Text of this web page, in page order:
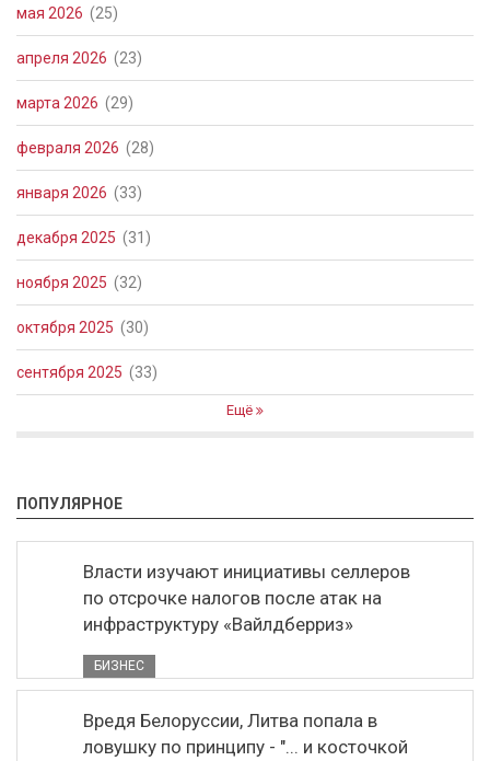
мая 2026 (25)
апреля 2026 (23)
марта 2026 (29)
февраля 2026 (28)
января 2026 (33)
декабря 2025 (31)
ноября 2025 (32)
октября 2025 (30)
сентября 2025 (33)
Ещё
ПОПУЛЯРНОЕ
Власти изучают инициативы селлеров
по отсрочке налогов после атак на
инфраструктуру «Вайлдберриз»
БИЗНЕС
Вредя Белоруссии, Литва попала в
ловушку по принципу - "... и косточкой